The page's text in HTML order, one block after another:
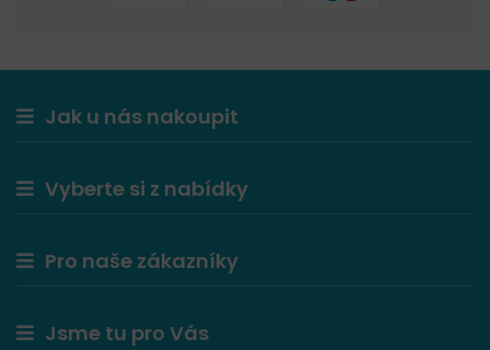
Jak u nás nakoupit
Vyberte si z nabídky
Pro naše zákazníky
Jsme tu pro Vás